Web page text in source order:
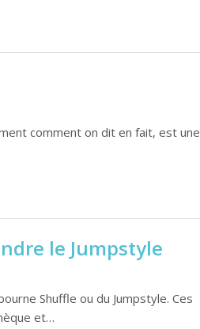
comment on dit en fait, est une
le Jumpstyle
Shuffle ou du Jumpstyle. Ces
et…